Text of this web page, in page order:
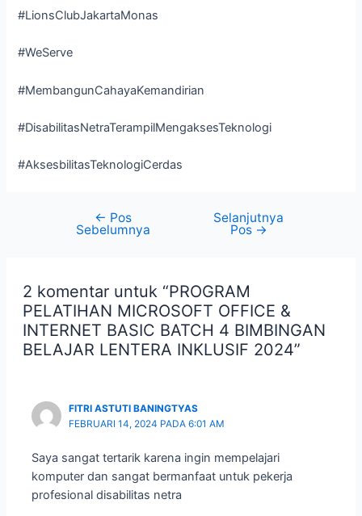
#LionsClubJakartaMonas
#WeServe
#MembangunCahayaKemandirian
#DisabilitasNetraTerampilMengaksesTeknologi
#AksesbilitasTeknologiCerdas
← Pos
Sebelumnya
Selanjutnya
Pos →
2 komentar untuk “PROGRAM
PELATIHAN MICROSOFT OFFICE &
INTERNET BASIC BATCH 4 BIMBINGAN
BELAJAR LENTERA INKLUSIF 2024”
FITRI ASTUTI BANINGTYAS
FEBRUARI 14, 2024 PADA 6:01 AM
Saya sangat tertarik karena ingin mempelajari
komputer dan sangat bermanfaat untuk pekerja
profesional disabilitas netra